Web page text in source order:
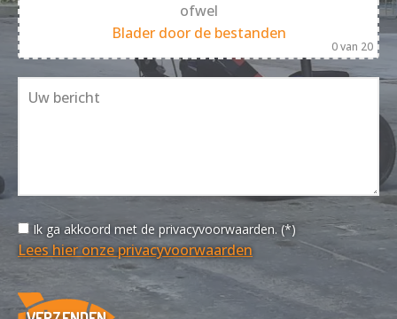
ofwel
Blader door de bestanden
0van 20
Ik ga akkoord met de privacyvoorwaarden. (*)
Lees hier onze privacyvoorwaarden